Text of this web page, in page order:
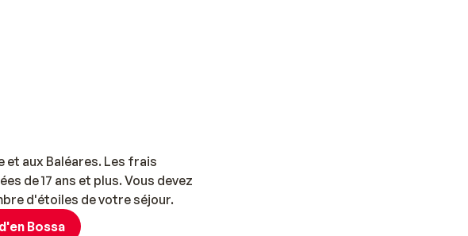
et aux Baléares. Les frais
de 17 ans et plus. Vous devez
d'étoiles de votre séjour.
Bossa